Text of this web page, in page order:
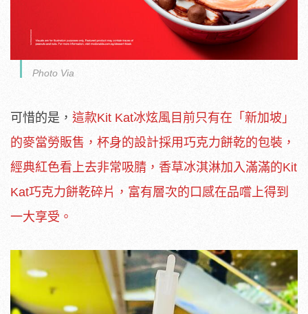
Photo Via
可惜的是， 這款Kit Kat冰炫風目前只有在「新加坡」
的麥當勞販售，杯身的設計採用巧克力餅乾的包裝，
經典紅色看上去非常吸腈，香草冰淇淋加入滿滿的Kit
Kat巧克力餅乾碎片，富有層次的口感在品嚐上得到
一大享受。